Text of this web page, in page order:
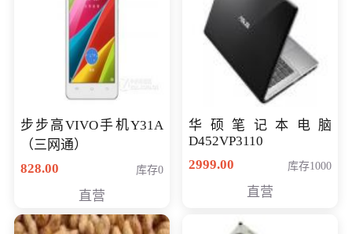
步步高VIVO手机Y31A
（三网通）
828.00
库存0
直营
华硕笔记本电脑
D452VP3110
2999.00
库存1000
直营